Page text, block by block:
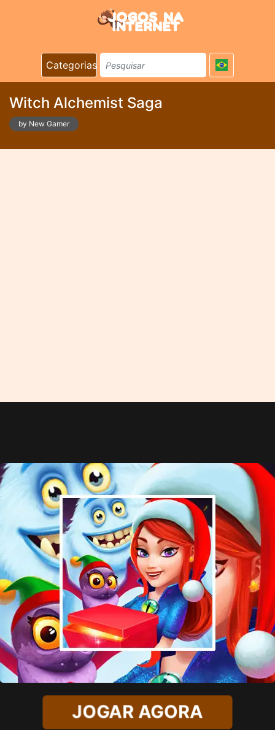
Categorias
Witch Alchemist Saga
by New Gamer
JOGAR AGORA